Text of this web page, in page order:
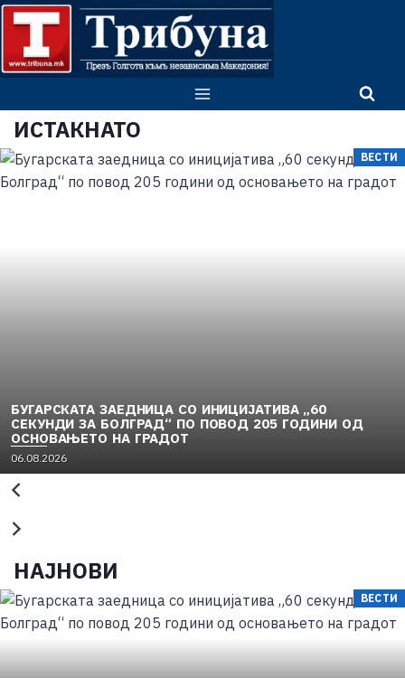
ИСТАКНАТО
ВЕСТИ
БУГАРСКАТА ЗАЕДНИЦА СО ИНИЦИЈАТИВА „60
СЕКУНДИ ЗА БОЛГРАД“ ПО ПОВОД 205 ГОДИНИ ОД
ОСНОВАЊЕТО НА ГРАДОТ
06.08.2026
НАЈНОВИ
ВЕСТИ